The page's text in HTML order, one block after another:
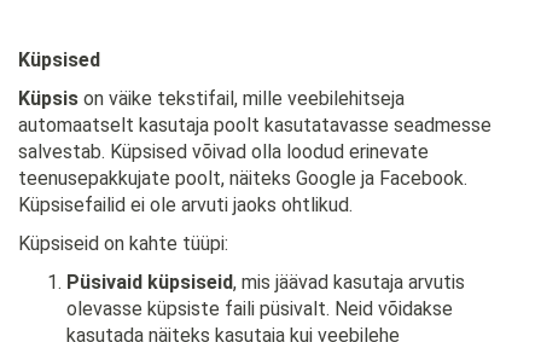
Küpsised
Küpsis on väike tekstifail, mille veebilehitseja
automaatselt kasutaja poolt kasutatavasse seadmesse
salvestab. Küpsised võivad olla loodud erinevate
teenusepakkujate poolt, näiteks Google ja Facebook.
Küpsisefailid ei ole arvuti jaoks ohtlikud.
Küpsiseid on kahte tüüpi:
Püsivaid küpsiseid, mis jäävad kasutaja arvutis
olevasse küpsiste faili püsivalt. Neid võidakse
kasutada näiteks kasutaja kui veebilehe